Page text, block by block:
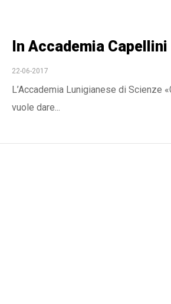
In Accademia
22-06-2017
L’Accademia Lunigianese di Scienze
vuole dare...